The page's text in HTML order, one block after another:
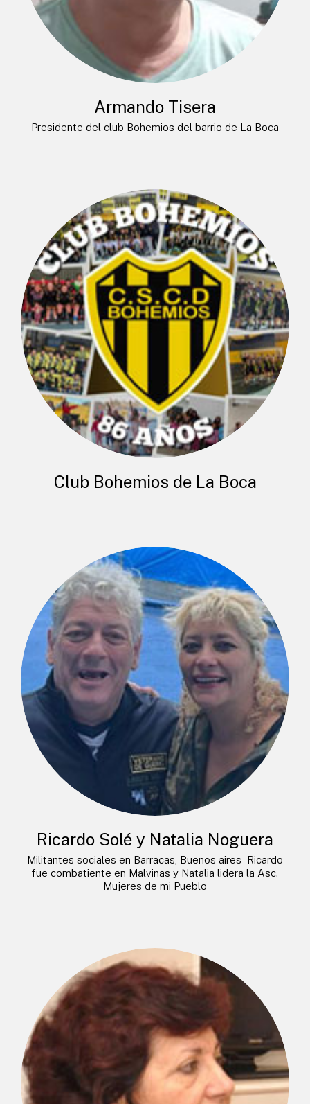
Armando Tisera
Presidente del club Bohemios del barrio de La Boca
Club Bohemios de La Boca
Ricardo Solé y Natalia Noguera
Militantes sociales en Barracas, Buenos aires- Ricardo
fue combatiente en Malvinas y Natalia lidera la Asc.
Mujeres de mi Pueblo